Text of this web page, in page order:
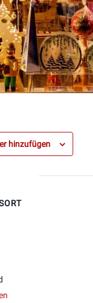
hinzufügen